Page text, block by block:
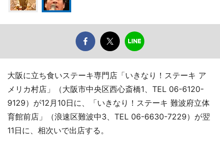
大阪に立ち食いステーキ専門店「いきなり！ステーキ ア
メリカ村店」（大阪市中央区西心斎橋1、TEL 06-6120-
9129）が12月10日に、「いきなり！ステーキ 難波府立体
育館前店」（浪速区難波中3、TEL 06-6630-7229）が翌
11日に、相次いで出店する。